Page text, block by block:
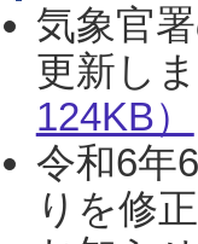
気象官
更新し
124KB）
令和6年
りを修